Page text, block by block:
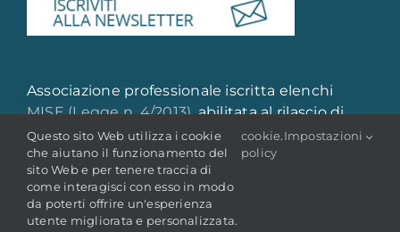
Sicilia
Toscana
Trentino Alto Adige
Associazione professionale iscritta elenchi
MISE (Legge n. 4/2013), abilitata al rilascio di
attestazione di qualità e qualificazione
professionale
Questo sito Web utilizza i cookie
che aiutano il funzionamento del
sito Web e per tenere traccia di
come interagisci con esso in modo
da poterti offrire un'esperienza
utente migliorata e personalizzata.
cookie
policy
.Impostazioni